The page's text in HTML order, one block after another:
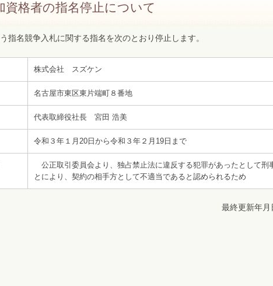
資格者の指名停止について
指名競争入札に関する指名を次のとおり停止します。
株式会社 スズケン
名古屋市東区東片端町８番地
代表取締役社長 宮田 浩美
令和３年１月20日から令和３年２月19日まで
公正取引委員会より、独占禁止法に違反する犯罪があったとして刑
とにより、契約の相手方として不適当であると認められるため
最終更新年